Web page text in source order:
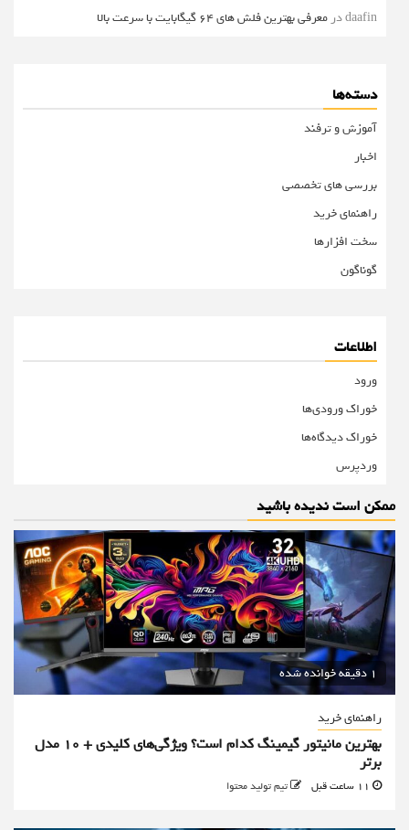
daafinدر معرفی بهترین فلش های 64 گیگابایت با سرعت بالا
دسته‌ها
آموزش و ترفند
اخبار
بررسی های تخصصی
راهنمای خرید
سخت افزارها
گوناگون
اطلاعات
ورود
خوراک ورودی‌ها
خوراک دیدگاه‌ها
وردپرس
ممکن است ندیده باشید
1 دقیقه خوانده شده
راهنمای خرید
بهترین مانیتور گیمینگ کدام است؟ ویژگی‌های کلیدی + 10 مدل
برتر
تیم تولید محتوا